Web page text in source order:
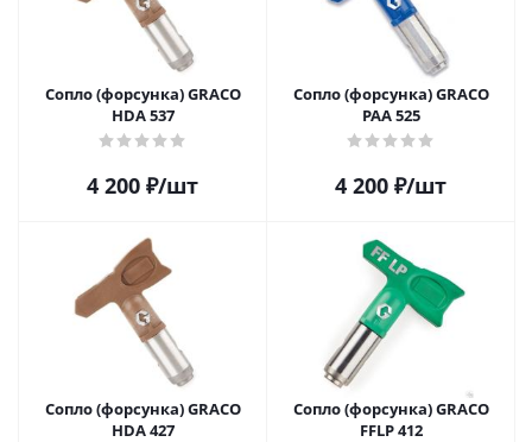
Сопло (форсунка) GRACO
HDA 537
4 200 ₽/шт
Сопло (форсунка) GRACO
PAA 525
4 200 ₽/шт
Сопло (форсунка) GRACO
HDA 427
Сопло (форсунка) GRACO
FFLP 412